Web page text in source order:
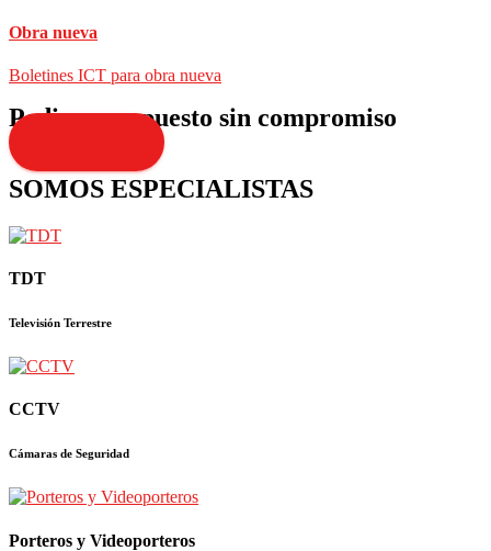
Obra nueva
Boletines ICT para obra nueva
Pedir presupuesto sin compromiso
SOMOS ESPECIALISTAS
TDT
Televisión Terrestre
CCTV
Cámaras de Seguridad
Porteros y Videoporteros